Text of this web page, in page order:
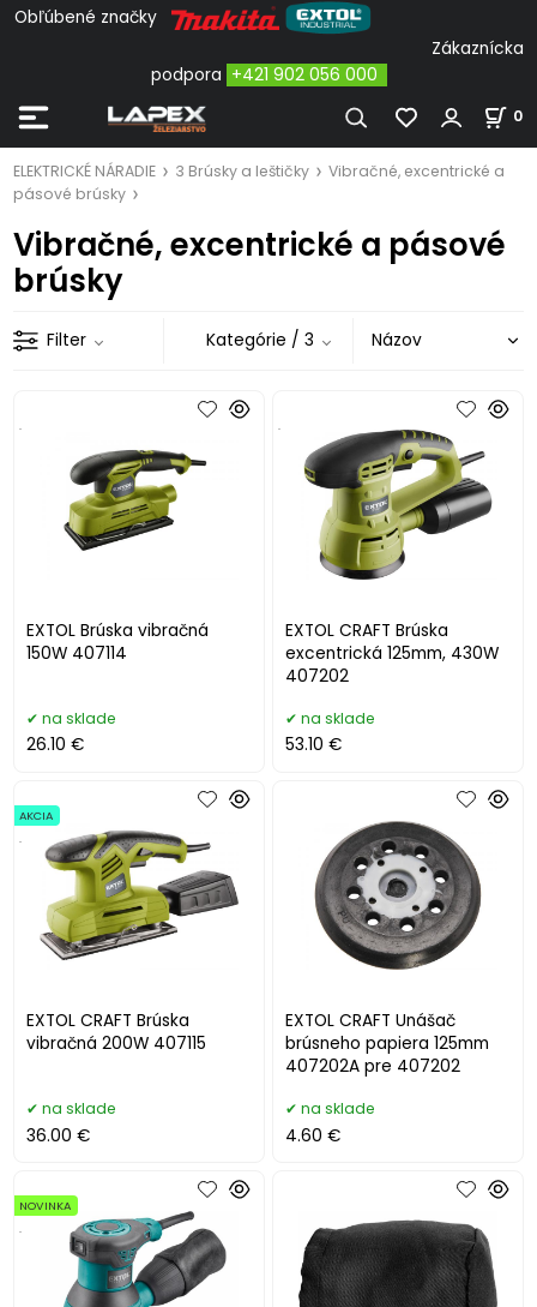
Obľúbené značky
Zákaznícka
podpora +421 902 056 000
0
ELEKTRICKÉ NÁRADIE 3 Brúsky a leštičky
Vibračné, excentrické a
pásové brúsky
Vibračné, excentrické a pásové
brúsky
Filter Kategórie / 3
EXTOL Brúska vibračná
150W 407114
.
na sklade
26.10 €
EXTOL CRAFT Brúska
excentrická 125mm, 430W
407202
.
na sklade
53.10 €
EXTOL CRAFT Brúska
vibračná 200W 407115
AKCIA
.
na sklade
36.00 €
EXTOL CRAFT Unášač
brúsneho papiera 125mm
407202A pre 407202
na sklade
4.60 €
NOVINKA
.